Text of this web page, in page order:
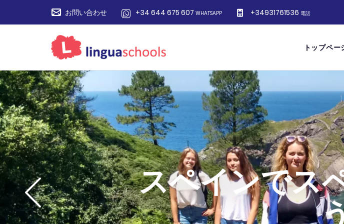
お問い合わせ +34 644 675 607 WHATSAPP +34931761536 電話
トップペー
スペインでス